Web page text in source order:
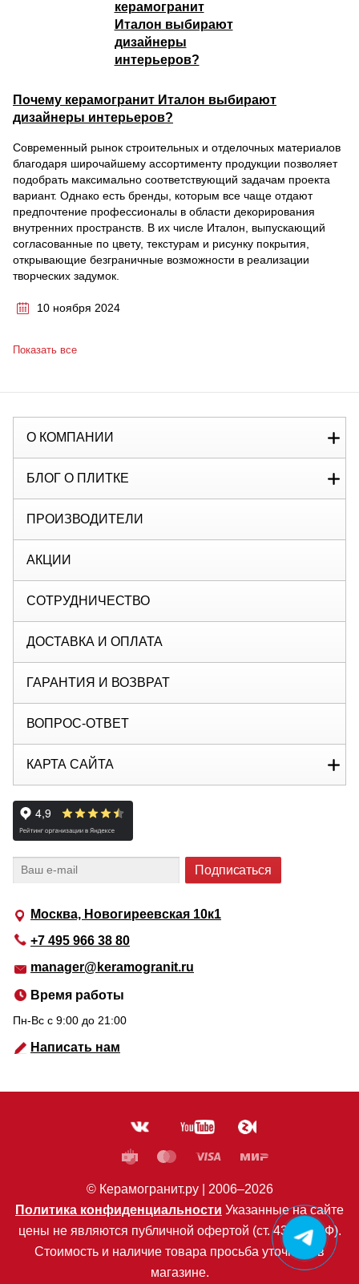
Почему керамогранит Италон выбирают
дизайнеры интерьеров?
Современный рынок строительных и отделочных материалов
благодаря широчайшему ассортименту продукции позволяет
подобрать максимально соответствующий задачам проекта
вариант. Однако есть бренды, которым все чаще отдают
предпочтение профессионалы в области декорирования
внутренних пространств. В их числе Италон, выпускающий
согласованные по цвету, текстурам и рисунку покрытия,
открывающие безграничные возможности в реализации
творческих задумок.
10 ноября 2024
Показать все
Москва, Новогиреевская 10к1
+7 495 966 38 80
manager@keramogranit.ru
Время работы
Пн-Вс c 9:00 до 21:00
Написать нам
О КОМПАНИИ
БЛОГ О ПЛИТКЕ
ПРОИЗВОДИТЕЛИ
АКЦИИ
СОТРУДНИЧЕСТВО
ДОСТАВКА И ОПЛАТА
ГАРАНТИЯ И ВОЗВРАТ
ВОПРОС-ОТВЕТ
КАРТА САЙТА
© Керамогранит.ру | 2006–2026
Политика конфиденциальности Указанные на сайте
цены не являются публичной офертой (ст. 435 ГК РФ).
Стоимость и наличие товара просьба уточнять в
магазине.